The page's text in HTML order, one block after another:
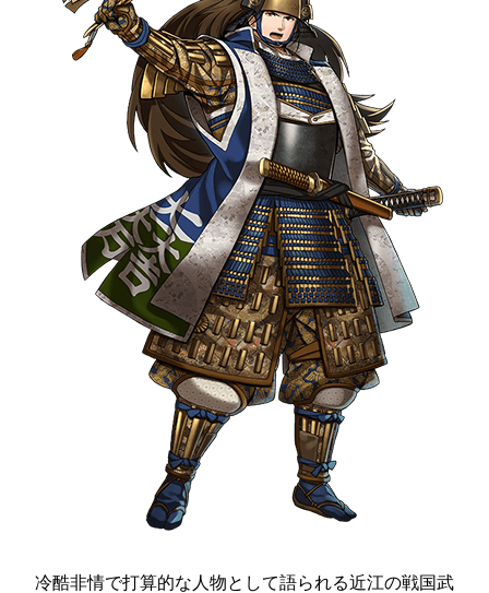
冷酷非情で打算的な人物として語られる近江の戦国武